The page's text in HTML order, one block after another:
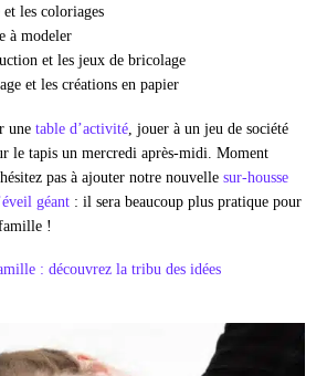
les coloriages
à modeler
et les jeux de bricolage
et les créations en papier
une table d’activité , jouer à un jeu de société
le tapis un mercredi après-midi. Moment
pas à ajouter notre nouvelle sur-housse
géant : il sera beaucoup plus pratique pour
!
: découvrez la tribu des idées